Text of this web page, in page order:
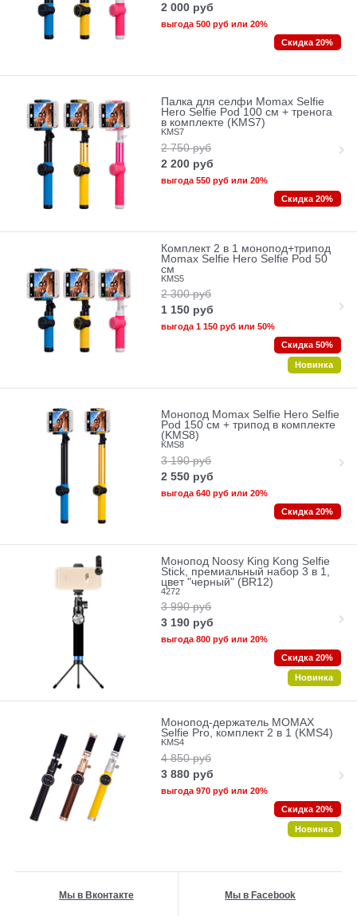
2 000 руб
выгода 500 рубили 20%
Скидка 20%
Палка для селфи Momax Selfie
Hero Selfie Pod 100 см + тренога
в комплекте (KMS7)
KMS7
2 750 руб
2 200 руб
выгода 550 рубили 20%
Скидка 20%
Комплект 2 в 1 монопод+трипод
Momax Selfie Hero Selfie Pod 50
см
KMS5
2 300 руб
1 150 руб
выгода 1 150 рубили 50%
Скидка 50%
Новинка
Монопод Momax Selfie Hero Selfie
Pod 150 см + трипод в комплекте
(KMS8)
KMS8
3 190 руб
2 550 руб
выгода 640 рубили 20%
Скидка 20%
Монопод Noosy King Kong Selfie
Stick, премиальный набор 3 в 1,
цвет "черный" (BR12)
4272
3 990 руб
3 190 руб
выгода 800 рубили 20%
Скидка 20%
Новинка
Монопод-держатель MOMAX
Selfie Pro, комплект 2 в 1 (KMS4)
KMS4
4 850 руб
3 880 руб
выгода 970 рубили 20%
Скидка 20%
Новинка
Мы в Вконтакте Мы в Facebook